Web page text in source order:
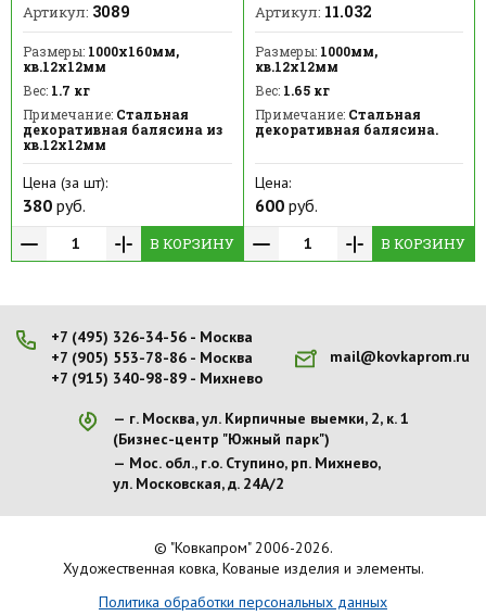
Артикул: 3089
Размеры: 1000х160мм,
кв.12х12мм
Вес: 1.7 кг
Примечание: Стальная
декоративная балясина из
кв.12х12мм
Цена (за шт):
380 руб.
В КОРЗИНУ
Артикул: 11.032
Размеры:1000мм,
кв.12х12мм
Вес:1.65 кг
Примечание:Стальная
декоративная балясина.
Цена:
600руб.
В КОРЗИНУ
+7 (495) 326-34-56 - Москва
+7 (905) 553-78-86 - Москва
+7 (915) 340-98-89 - Михнево
mail@kovkaprom.ru
г. Москва, ул. Кирпичные выемки, 2, к. 1
(Бизнес-центр "Южный парк")
Мос. обл., г.о. Ступино, рп. Михнево,
ул. Московская, д. 24А/2
© "Ковкапром" 2006-2026.
Художественная ковка, Кованые изделия и элементы.
Политика обработки персональных данных